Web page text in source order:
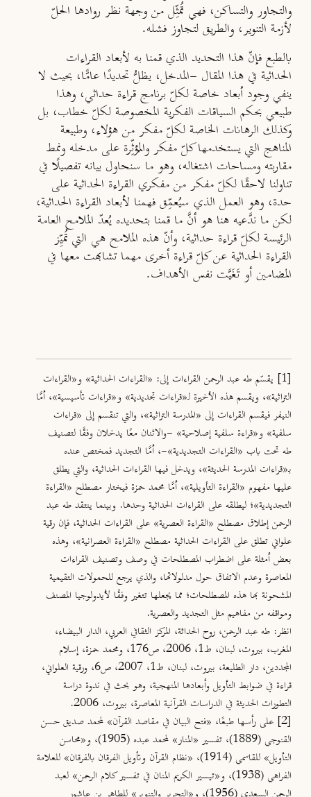
والتجاور والتساكن، فهي تُمثِّل من وجهة نظر روادها الحلّ
لأزمة التنوير، والطريق لتجاوز فشله.
بالطبع فإنّ هذا التحديد الذي قمنا به لأبعاد القراءات
الحداثية في هذا المقال -المدخل، يظلُّ تحديدًا عامًّا، بحيث لا
ينفي وجود أبعاد خاصة لكلّ برنامج قراءة حداثي، وهذا
طبيعي بحكم السياقات الفكرية المخصوصة لكلّ خطاب، بل
وكذلك الرهانات الخاصة لكلّ مفكر من هؤلاء، وطبيعة
المناهج التي يستخدمها كلّ مفكر والمُؤثِّرة على مدخله ونمط
مقاربته ومساحات اشتغاله، وهو ما سنحاول بيانه تفصيلًا في
تناولنا لاحقًا لكلّ مفكر من مفكري القراءة الحداثية على
حدة، وهو العمل الذي سيُعمِّق فهمنا لأبعاد القراءة الحداثية،
لكن ما ندَّعيه هنا هو أنَّ ما قمنا بتحديده يُعدّ الملامح العامة
الرئيسة لكلّ قراءة حداثية، وأنّ هذه الملامح هي التي تُميِّز
القراءة الحداثية عن كلّ قراءة أخرى مهما تشابهت معها في
المضامين أو تَغَيَّت نفس الأهداف.
[1]
يقسّم طه عبد الرحمن القراءات إلى: «القراءات الحداثية» و«القراءات
التراثية»، ويقسم هذه الأخيرة لـ«قراءات تجديدية» و«قراءات تأسيسية»، أمَّا
النيفر فيقسم القراءات إلى «المدرسة التراثية»، والتي تنقسم إلى «قراءات
سلفية» و«قراءة سلفية إصلاحية» -والاثنان معًا يدخلان وفقًا لتصنيف
طه تحت باب «القراءات التجديدية»-، أمَّا التجديد فمختص عنده
بـ«قراءات المدرسة الحديثة»، ويدخل فيها القراءات الحداثية، والتي يطلق
عليها مفهوم «القراءة التأويلية»، أمَّا محمد حمزة فيختار مصطلح «القراءة
التجديدية»؛ ليطلقه على القراءات الحداثية وحدها. وبينما ينتقد طه عبد
الرحمن إطلاق مصطلح «القراءة العصرية» على القراءات الحداثية، فإن رقية
علواني تطلق على القراءات الحداثية مصطلح «القراءة العصرانية»، وهذه
بعض أمثلة على اضطراب المصطلحات في وصف وتصنيف القراءات
المعاصرة وعدم الاتفاق حول مدلولاتها، والذي يرجع للحمولات التقيمية
المشحونة بها هذه المصطلحات؛ مما يجعلها تتغير وفقًا لأيدولوجيا المصنف
ومواقفه من مفاهيم مثل التجديد والعصرية.
انظر: طه عبد الرحمن، روح الحداثة، المركز الثقافي العربي، الدار البيضاء،
المغرب، بيروت، لبنان، ط1، 2006، ص176، ومحمد حمزة، إسلام
المجددين، دار الطليعة، بيروت، لبنان، ط1، 2007، ص6، ورقية العلواني،
قراءة في ضوابط التأويل وأبعادها المنهجية، وهو بحث في ندوة دراسة
التطورات الحديثة في الدراسات القرآنية المعاصرة، بيروت، 2006.
[2]
على رأسها طبعًا، «فتح البيان في مقاصد القرآن» لمحمد صديق حسن
القنوجي (1889)، تفسير «المنار» لمحمد عبده (1905)، و«محاسن
التأويل» للقاسمي (1914)، «نظام القرآن وتأويل الفرقان بالفرقان» للعلامة
الفراهي (1938)، و«تيسير الكريم المنان في تفسير كلام الرحمن» لعبد